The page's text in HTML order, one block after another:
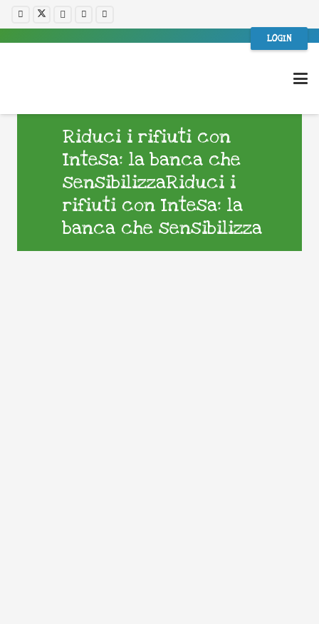
LOGIN
Riduci i rifiuti con
Intesa: la banca che
sensibilizzaRiduci i
rifiuti con Intesa: la
banca che sensibilizza